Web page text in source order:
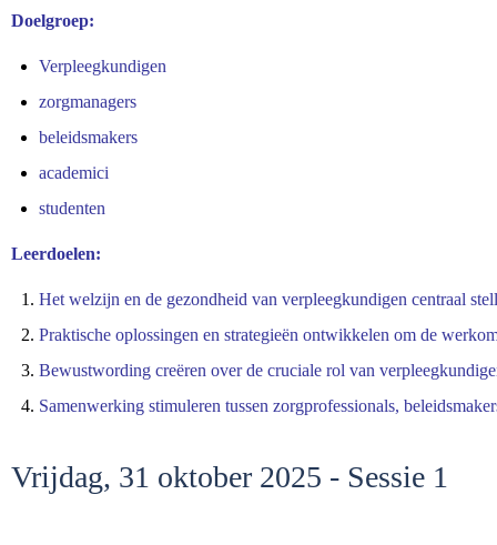
Doelgroep:
Verpleegkundigen
zorgmanagers
beleidsmakers
academici
studenten
Leerdoelen:
Het welzijn en de gezondheid van verpleegkundigen centraal
Praktische oplossingen en strategieën ontwikkelen om de
Bewustwording creëren over de cruciale rol van
Samenwerking stimuleren tussen zorgprofessionals,
Vrijdag, 31 oktober 2025 - Sessie 1